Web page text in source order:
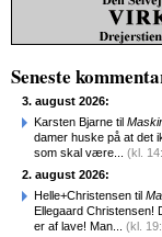
Seneste
3. august 2026:
Karsten Bjarne til
damer huske på at det
som skal være... (kl.
2. august 2026:
Helle+Christensen til
Ellegaard Christensen!
er af lave! Man... (kl.